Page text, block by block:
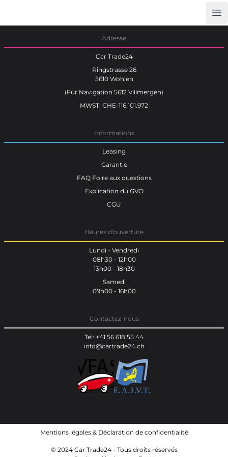
Adresse
Car Trade24
Ringstrasse 26
5610 Wohlen
(Für Navigation 5612 Villmergen)
MWST: CHE-116.101.972
Informations
Leasing
Garantie
FAQ Foire aux questions
Explication du GVO
CGU
Heures d'ouverture
Lundi - Vendredi
08h30 - 12h00
13h00 - 18h30
Samedi
09h00 - 16h00
Contactez-nous
Tel: +41 56 618 55 44
info@cartrade24.ch
Mentions légales& Déclaration de confidentialité
© 2024 Car Trade24 - Tous droits réservés